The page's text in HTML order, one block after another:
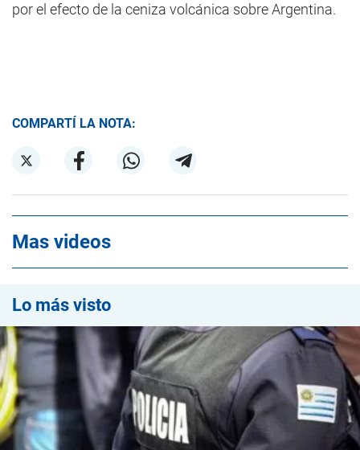
por el efecto de la ceniza volcánica sobre Argentina.
COMPARTÍ LA NOTA:
Mas videos
Lo más visto